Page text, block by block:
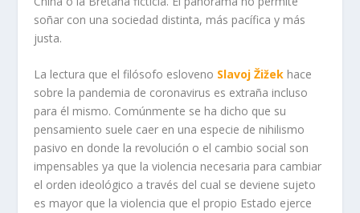
soñar con una sociedad distinta, más pacífica y más
justa.
La lectura que el filósofo esloveno Slavoj Žižek hace
sobre la pandemia de coronavirus es extraña incluso
para él mismo. Comúnmente se ha dicho que su
pensamiento suele caer en una especie de nihilismo
pasivo en donde la revolución o el cambio social son
impensables ya que la violencia necesaria para cambiar
el orden ideológico a través del cual se deviene sujeto
es mayor que la violencia que el propio Estado ejerce